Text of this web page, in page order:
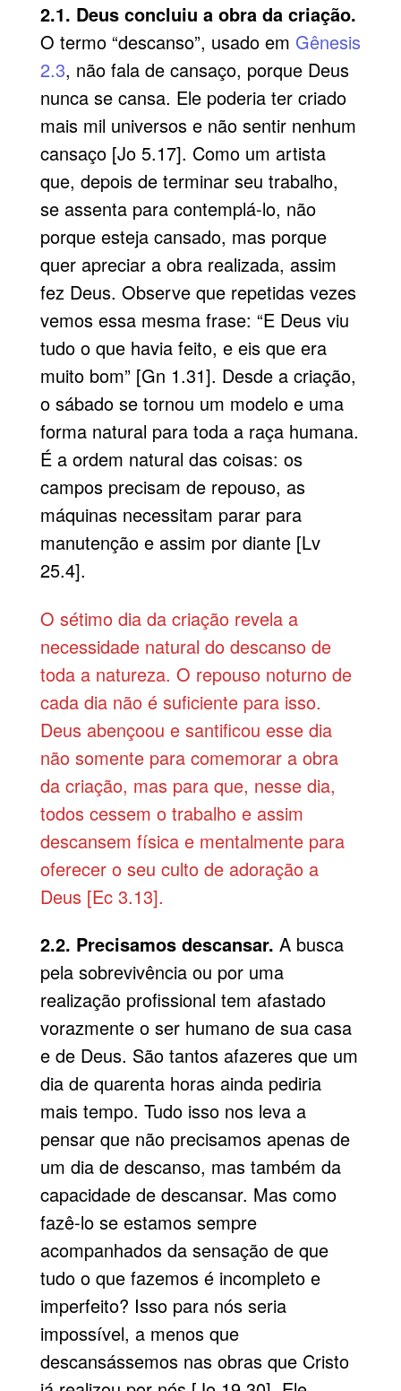
2.1. Deus concluiu a obra da criação.
O termo “descanso”, usado em Gênesis
2.3, não fala de cansaço, porque Deus
nunca se cansa. Ele poderia ter criado
mais mil universos e não sentir nenhum
cansaço [Jo 5.17]. Como um artista
que, depois de terminar seu trabalho,
se assenta para contemplá-lo, não
porque esteja cansado, mas porque
quer apreciar a obra realizada, assim
fez Deus. Observe que repetidas vezes
vemos essa mesma frase: “E Deus viu
tudo o que havia feito, e eis que era
muito bom” [Gn 1.31]. Desde a criação,
o sábado se tornou um modelo e uma
forma natural para toda a raça humana.
É a ordem natural das coisas: os
campos precisam de repouso, as
máquinas necessitam parar para
manutenção e assim por diante [Lv
25.4].
O sétimo dia da criação revela a
necessidade natural do descanso de
toda a natureza. O repouso noturno de
cada dia não é suficiente para isso.
Deus abençoou e santificou esse dia
não somente para comemorar a obra
da criação, mas para que, nesse dia,
todos cessem o trabalho e assim
descansem física e mentalmente para
oferecer o seu culto de adoração a
Deus [Ec 3.13].
2.2. Precisamos descansar. A busca
pela sobrevivência ou por uma
realização profissional tem afastado
vorazmente o ser humano de sua casa
e de Deus. São tantos afazeres que um
dia de quarenta horas ainda pediria
mais tempo. Tudo isso nos leva a
pensar que não precisamos apenas de
um dia de descanso, mas também da
capacidade de descansar. Mas como
fazê-lo se estamos sempre
acompanhados da sensação de que
tudo o que fazemos é incompleto e
imperfeito? Isso para nós seria
impossível, a menos que
descansássemos nas obras que Cristo